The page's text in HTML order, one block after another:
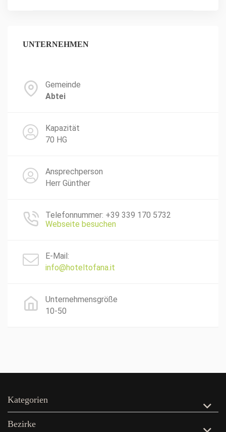
UNTERNEHMEN
Gemeinde
Abtei
Kapazität
70 HG
Ansprechperson
Herr Günther
Telefonnummer: +39 339 170 5732
Webseite besuchen
E-Mail:
info@hoteltofana.it
Unternehmensgröße
10-50
Kategorien
Bezirke